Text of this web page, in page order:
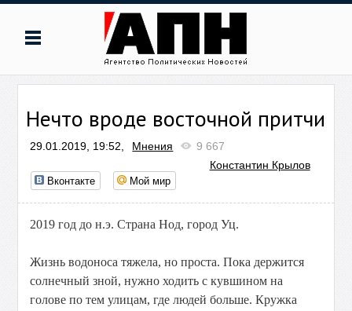
Нечто вроде восточной притчи
29.01.2019, 19:52, Мнения
9 667
Константин Крылов
Вконтакте Мой мир
2019 год до н.э. Страна Нод, город Уц.
Жизнь водоноса тяжела, но проста. Пока держится
солнечный зной, нужно ходить с кувшином на
голове по тем улицам, где людей больше. Кружка